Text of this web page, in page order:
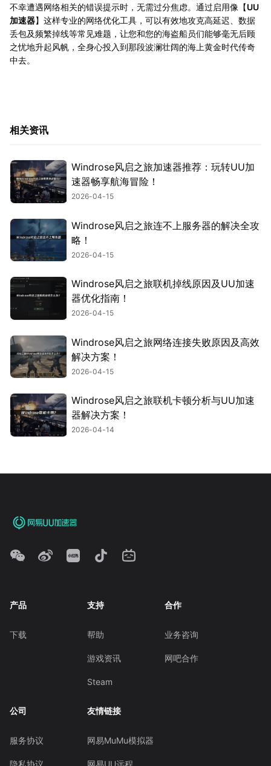
不幸遭遇网络相关的错误提示时，无需过分焦虑。通过启用像【UU
加速器】这样专业的网络优化工具，可以有效地攻克高延迟、数据
丢包及频繁掉线等常见难题，让您和您的海盗船员们能够毫无后顾
之忧地升起风帆，全身心投入到那段波澜壮阔的海上黄金时代传奇
中去。
相关资讯
Windrose风启之旅加速器推荐：玩转UU加
速器畅享航海冒险！
2026-04-15
Windrose风启之旅连不上服务器的解决全攻
略！
2026-04-15
Windrose风启之旅联机掉线原因及UU加速
器优化指南！
2026-04-15
Windrose风启之旅网络连接失败原因及高效
解决方案！
2026-04-15
Windrose风启之旅联机卡顿分析与UU加速
器解决方案！
2026-04-14
产品
下载
支持
帮助
游戏资讯
Steam
合作
业务咨询
网吧合作
公司
服务协议
隐私协议
友情链接
网易MuMu模拟器
网易UU远程